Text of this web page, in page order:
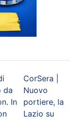
da
In
CorSera |
Nuovo
portiere, la
Lazio su